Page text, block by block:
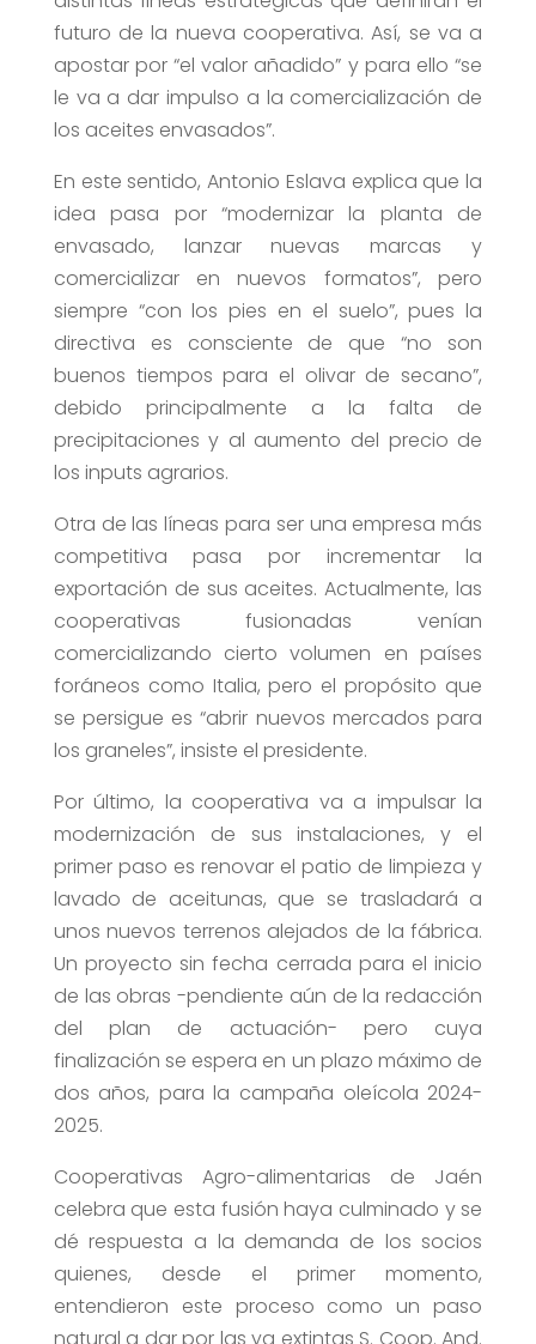
futuro de la nueva cooperativa. Así, se va a
apostar por “el valor añadido” y para ello “se
le va a dar impulso a la comercialización de
los aceites envasados”.
En este sentido, Antonio Eslava explica que la
idea pasa por “modernizar la planta de
envasado, lanzar nuevas marcas y
comercializar en nuevos formatos”, pero
siempre “con los pies en el suelo”, pues la
directiva es consciente de que “no son
buenos tiempos para el olivar de secano”,
debido principalmente a la falta de
precipitaciones y al aumento del precio de
los inputs agrarios.
Otra de las líneas para ser una empresa más
competitiva pasa por incrementar la
exportación de sus aceites. Actualmente, las
cooperativas fusionadas venían
comercializando cierto volumen en países
foráneos como Italia, pero el propósito que
se persigue es “abrir nuevos mercados para
los graneles”, insiste el presidente.
Por último, la cooperativa va a impulsar la
modernización de sus instalaciones, y el
primer paso es renovar el patio de limpieza y
lavado de aceitunas, que se trasladará a
unos nuevos terrenos alejados de la fábrica.
Un proyecto sin fecha cerrada para el inicio
de las obras -pendiente aún de la redacción
del plan de actuación- pero cuya
finalización se espera en un plazo máximo de
dos años, para la campaña oleícola 2024-
2025.
Cooperativas Agro-alimentarias de Jaén
celebra que esta fusión haya culminado y se
dé respuesta a la demanda de los socios
quienes, desde el primer momento,
entendieron este proceso como un paso